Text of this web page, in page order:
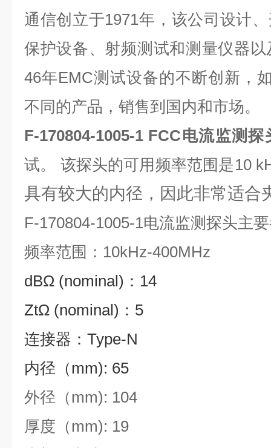
通信创立于1971年，该公司设计
保护设备、射频测试和测量仪器
46年EMC测试设备的不断创新，
不同的产品，销售到国内和市场。
F-170804-1005-1 FCC电流监测探
试。 该探头的可用频率范围是10
具有较大的内径，因此非常适合
F-170804-1005-1电流监测探头主
频率范围：10kHz-400MHz
dBΩ (nominal)：14
ZtΩ (nominal)：5
连接器：Type-N
内径（mm): 65
外径（mm): 104
厚度（mm): 19